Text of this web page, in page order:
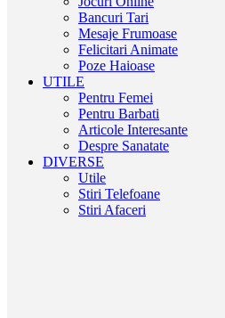
Bancuri Tari
Mesaje Frumoase
Felicitari Animate
Poze Haioase
UTILE
Pentru Femei
Pentru Barbati
Articole Interesante
Despre Sanatate
DIVERSE
Utile
Stiri Telefoane
Stiri Afaceri